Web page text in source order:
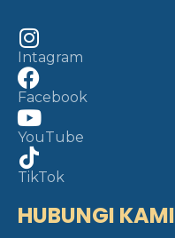
Intagram
Facebook
YouTube
TikTok
HUBUNGI KAMI